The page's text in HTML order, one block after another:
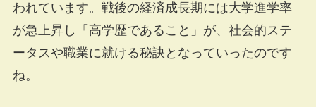
われています。戦後の経済成長期には大学進学率
が急上昇し「高学歴であること」が、社会的ステ
ータスや職業に就ける秘訣となっていったのです
ね。